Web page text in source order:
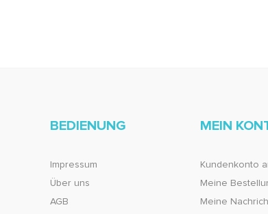
BEDIENUNG
Impressum
Über uns
AGB
MEIN
Kundenkonto
Meine
Meine